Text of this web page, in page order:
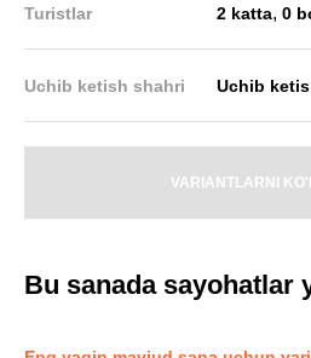
Turistlar 2 katta,0
Uchib ketish shahri Uchib
VARIANTLARNI
Bu sanada sayohatlar